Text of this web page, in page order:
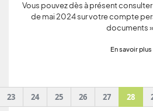
Vous pouvez dès à présent
de mai 2024 sur votre compte
documents ».
En savoir plus
23 24 25 26 27 28